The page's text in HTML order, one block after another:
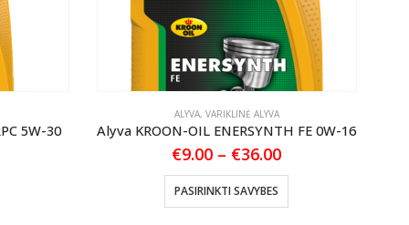
5W-30
ALYVA, VARIKLINĖ ALYVA
Alyva KROON-OIL ENERSYNTH FE 0W-16
€9.00 – €36.00Price
range:
through
PASIRINKTI SAVYBES
product